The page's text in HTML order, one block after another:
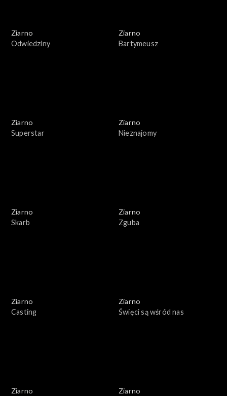
Ziarno
Odwiedziny
Ziarno
Bartymeusz
Ziarno
Superstar
Ziarno
Nieznajomy
Ziarno
Skarb
Ziarno
Zguba
Ziarno
Casting
Ziarno
Święci są wśród nas
Ziarno
Ziarno